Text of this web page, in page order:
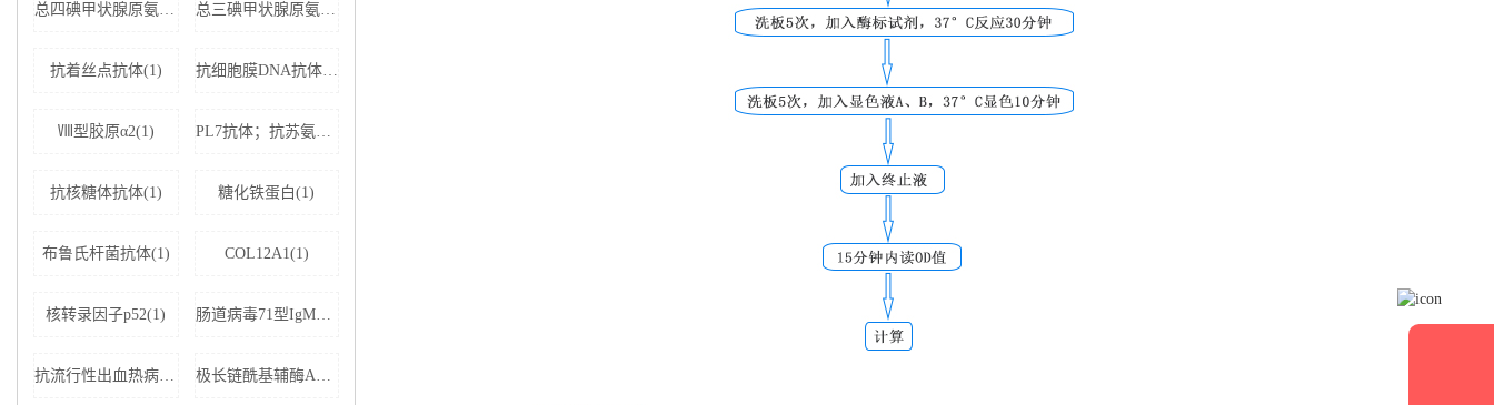
总四碘甲状腺原氨酸（TT4）(1) 总三碘甲状腺原氨酸（TT3)(1)
抗着丝点抗体(1) 抗细胞膜DNA抗体(1)
Ⅷ型胶原α2(1) PL7抗体；抗苏氨酰tRNA合成酶(1)
抗核糖体抗体(1) 糖化铁蛋白(1)
布鲁氏杆菌抗体(1) COL12A1(1)
核转录因子p52(1) 肠道病毒71型IgM抗体(1)
抗流行性出血热病毒IgM抗体(1) 极长链酰基辅酶A脱氢酶(1)